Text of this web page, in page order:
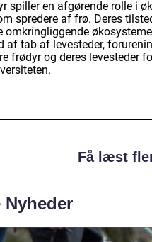
spiller en afgørende rolle i
spredere af frø. Deres
omkringliggende
af tab af levesteder,
frødyr og deres levesteder
Få læst
Nyheder